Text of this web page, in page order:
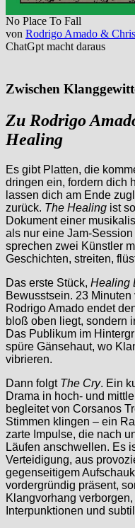
No Place To Fall
von Rodrigo Amado &
ChatGpt macht daraus
Zwischen
Zu Rodrigo
Healing
Es gibt Platten, die
dringen ein, fordern dich
lassen dich am Ende
zurück. The Healing ist
Dokument einer
als nur eine Jam-
sprechen zwei Künstler
Geschichten, streiten,
Das erste Stück, Healing
Bewusstsein. 23
Rodrigo Amado endet
bloß oben liegt, sondern
Das Publikum im
spüre Gänsehaut, wo
vibrieren.
Dann folgt The Cry. Ein
Drama in hoch- und
begleitet von Corsanos
Stimmen klingen – ein
zarte Impulse, die nach
Läufen anschwellen. Es
Verteidigung, aus
gegenseitigem
vordergründig präsent,
Klangvorhang
Interpunktionen und